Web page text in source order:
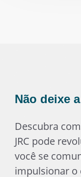
Não deixe
Descubra
JRC pode
você se
impulsionar o